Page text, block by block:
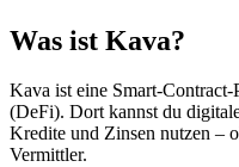
Was ist Kava?
Kava ist eine Smart-
(DeFi). Dort kannst du
Kredite und Zinsen nutzen –
Vermittler.